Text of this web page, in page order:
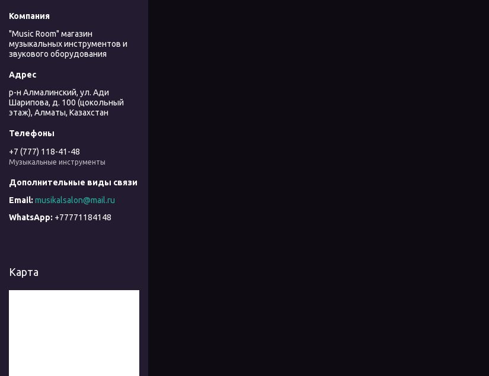
"Music Room" магазин
музыкальных инструментов и
звукового оборудования
р-н Алмалинский, ул. Ади
Шарипова, д. 100 (цокольный
этаж), Алматы, Казахстан
+7 (777) 118-41-48
Музыкальные инструменты
musikalsalon@mail.ru
+77771184148
Карта